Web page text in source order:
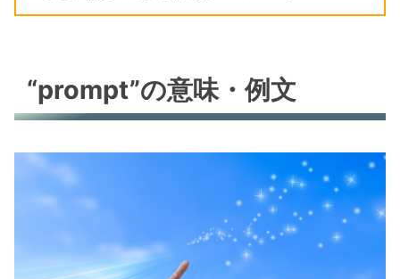
“prompt”の意味・例文